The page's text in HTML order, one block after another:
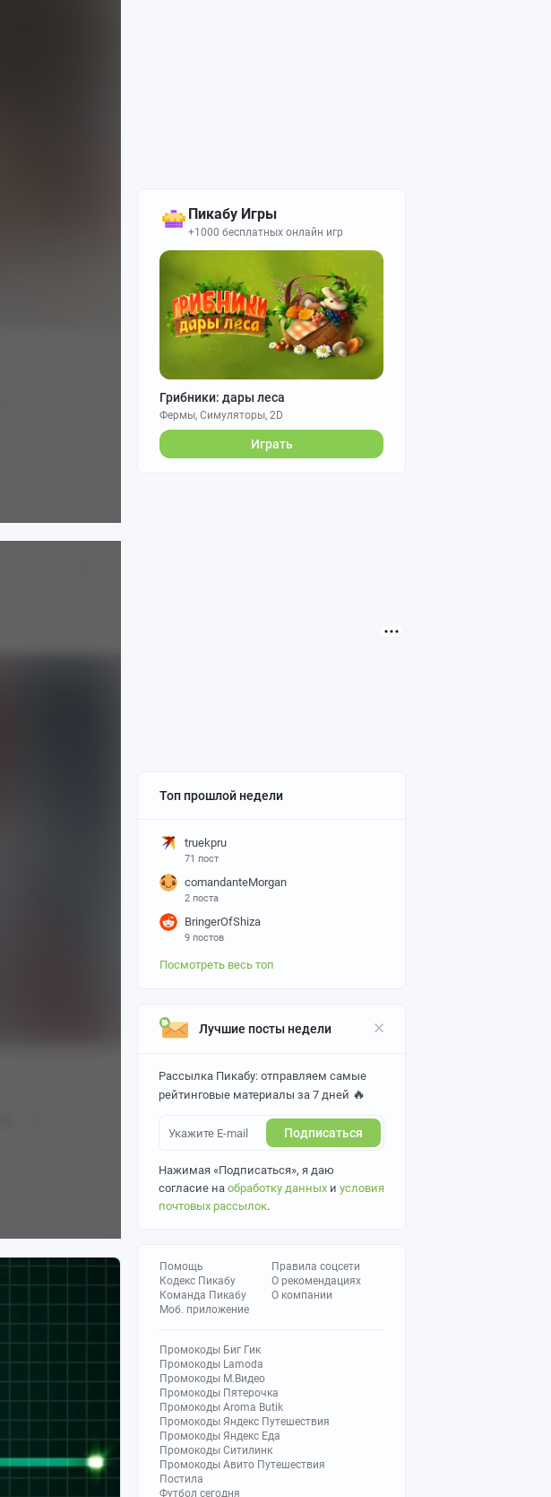
Пикабу Игры
+1000 бесплатных онлайн игр
Грибники: дары леса
Фермы, Симуляторы, 2D
Играть
Топ прошлой недели
truekpru
71 пост
comandanteMorgan
2 поста
BringerOfShiza
9 постов
Посмотреть весь топ
Лучшие посты недели
Рассылка Пикабу: отправляем самые
рейтинговые материалы за 7 дней 🔥
Подписаться
Нажимая «Подписаться», я даю
согласие на обработку данных и условия
почтовых рассылок.
Помощь
Кодекс Пикабу
Команда Пикабу
Моб. приложение
Правила соцсети
О рекомендациях
О компании
Промокоды Биг Гик
Промокоды Lamoda
Промокоды М.Видео
Промокоды Пятерочка
Промокоды Aroma Butik
Промокоды Яндекс Путешествия
Промокоды Яндекс Еда
Промокоды Ситилинк
Промокоды Авито Путешествия
Постила
Футбол сегодня